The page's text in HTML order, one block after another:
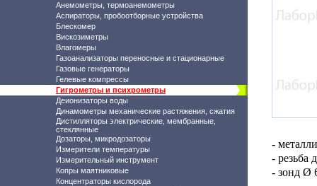
Анемометры, термоанемометры
Аспираторы, пробоотборные устройства
Блескомер
Вискозиметры
Влагомеры
Газоанализаторы переносные и стационарные
Газовые генераторы
Гелевые компрессы
Гигрометры и психрометры
Деионизаторы воды
Динамометры механические растяжения, сжатия
Дистилляторы электрические, мембранные,
стеклянные
Дозаторы, микродозаторы
Измерители температуры
Измерительный инструмент
Копры маятниковые
Концентраторы кислорода
-
- резьба
- зонд Ø